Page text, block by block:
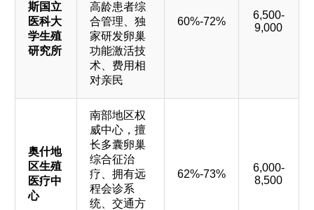
斯国立
医科大
学生殖
研究所
高龄患者综
合管理、独
家研发卵巢
功能激活技
术、费用相
对亲民
60%-72%
6,500-
9,000
奥什地
区生殖
医疗中
心
南部地区权
威中心，擅
长多囊卵巢
综合征治
疗、拥有远
程会诊系
统、交通方
62%-73%
6,000-
8,500